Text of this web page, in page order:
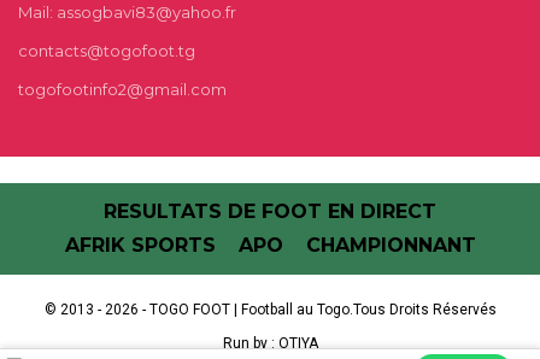
Mail: assogbavi83@yahoo.fr
contacts@togofoot.tg
togofootinfo2@gmail.com
RESULTATS DE FOOT EN DIRECT
AFRIK SPORTS
APO CHAMPIONNANT
© 2013 - 2026 - TOGO FOOT | Football au Togo.Tous Droits Réservés
Run by : OTIYA